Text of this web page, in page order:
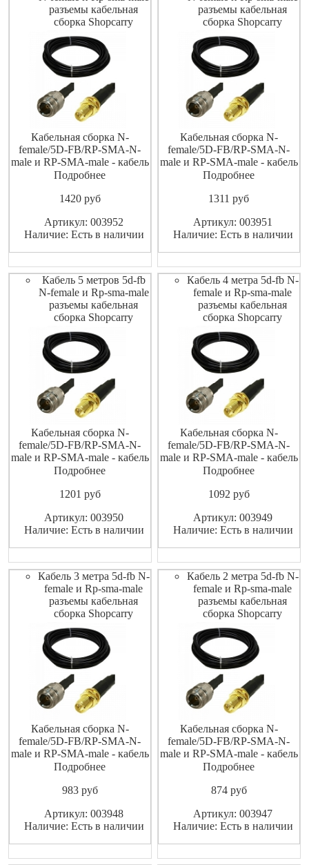
разъемы кабельная
сборка Shopcarry
Кабельная сборка N-
female/5D-FB/RP-SMA-N-
male и RP-SMA-male - кабель
5D-FB с обжатыми
SMA-N-female и RP-SMA-
обеих сторон и термоусадки,
которая защищает места
Подробнее
1420pуб
Артикул: 003952
Наличие: Есть в наличии
разъемы кабельная
сборка Shopcarry
Кабельная сборка N-
female/5D-FB/RP-SMA-N-
male и RP-SMA-male - кабель
5D-FB с обжатыми
SMA-N-female и RP-SMA-
обеих сторон и термоусадки,
которая защищает места
Подробнее
1311 pуб
Артикул: 003951
Наличие: Есть в наличии
Кабель 5 метров 5d-fb
N-female и Rp-sma-male
разъемы кабельная
сборка Shopcarry
Кабельная сборка N-
female/5D-FB/RP-SMA-N-
male и RP-SMA-male - кабель
5D-FB с обжатыми
SMA-N-female и RP-SMA-
обеих сторон и термоусадки,
которая защищает места
Подробнее
1201 pуб
Артикул: 003950
Наличие: Есть в наличии
Кабель 4 метра 5d-fb N-
female и Rp-sma-male
разъемы кабельная
сборка Shopcarry
Кабельная сборка N-
female/5D-FB/RP-SMA-N-
male и RP-SMA-male - кабель
5D-FB с обжатыми
SMA-N-female и RP-SMA-
обеих сторон и термоусадки,
которая защищает места
Подробнее
1092 pуб
Артикул: 003949
Наличие: Есть в наличии
Кабель 3 метра 5d-fb N-
female и Rp-sma-male
разъемы кабельная
сборка Shopcarry
Кабельная сборка N-
female/5D-FB/RP-SMA-N-
male и RP-SMA-male - кабель
5D-FB с обжатыми
SMA-N-female и RP-SMA-
обеих сторон и термоусадки,
которая защищает места
Подробнее
983pуб
Артикул: 003948
Наличие: Есть в наличии
Кабель 2 метра 5d-fb N-
female и Rp-sma-male
разъемы кабельная
сборка Shopcarry
Кабельная сборка N-
female/5D-FB/RP-SMA-N-
male и RP-SMA-male - кабель
5D-FB с обжатыми
SMA-N-female и RP-SMA-
обеих сторон и термоусадки,
которая защищает места
Подробнее
874pуб
Артикул: 003947
Наличие: Есть в наличии